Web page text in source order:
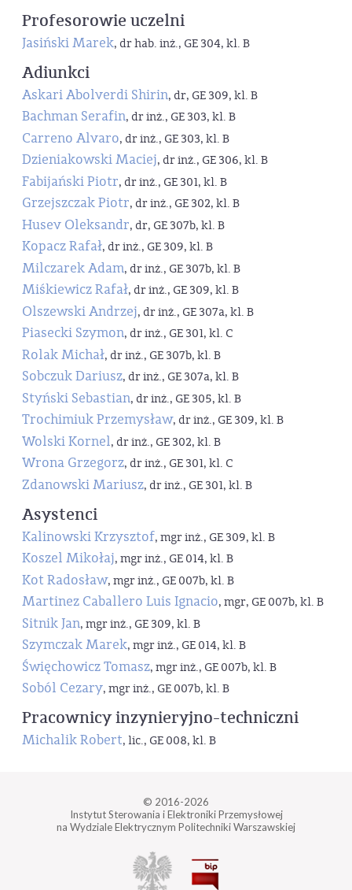
Profesorowie uczelni
Jasiński Marek, dr hab. inż., GE 304, kl. B
Adiunkci
Askari Abolverdi Shirin, dr, GE 309, kl. B
Bachman Serafin, dr inż., GE 303, kl. B
Carreno Alvaro, dr inż., GE 303, kl. B
Dzieniakowski Maciej, dr inż., GE 306, kl. B
Fabijański Piotr, dr inż., GE 301, kl. B
Grzejszczak Piotr, dr inż., GE 302, kl. B
Husev Oleksandr, dr, GE 307b, kl. B
Kopacz Rafał, dr inż., GE 309, kl. B
Milczarek Adam, dr inż., GE 307b, kl. B
Miśkiewicz Rafał, dr inż., GE 309, kl. B
Olszewski Andrzej, dr inż., GE 307a, kl. B
Piasecki Szymon, dr inż., GE 301, kl. C
Rolak Michał, dr inż., GE 307b, kl. B
Sobczuk Dariusz, dr inż., GE 307a, kl. B
Styński Sebastian, dr inż., GE 305, kl. B
Trochimiuk Przemysław, dr inż., GE 309, kl. B
Wolski Kornel, dr inż., GE 302, kl. B
Wrona Grzegorz, dr inż., GE 301, kl. C
Zdanowski Mariusz, dr inż., GE 301, kl. B
Asystenci
Kalinowski Krzysztof, mgr inż., GE 309, kl. B
Koszel Mikołaj, mgr inż., GE 014, kl. B
Kot Radosław, mgr inż., GE 007b, kl. B
Martinez Caballero Luis Ignacio, mgr, GE 007b, kl. B
Sitnik Jan, mgr inż., GE 309, kl. B
Szymczak Marek, mgr inż., GE 014, kl. B
Święchowicz Tomasz, mgr inż., GE 007b, kl. B
Soból Cezary, mgr inż., GE 007b, kl. B
Pracownicy inzynieryjno-techniczni
Michalik Robert, lic., GE 008, kl. B
© 2016-2026
Instytut Sterowania i Elektroniki Przemysłowej
na Wydziale Elektrycznym Politechniki Warszawskiej